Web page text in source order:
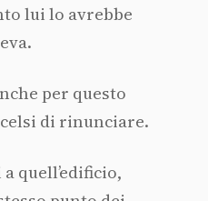
lui lo avrebbe
per questo
di rinunciare.
quell’edificio,